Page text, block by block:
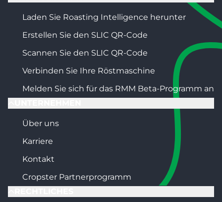
Laden Sie Roasting Intelligence herunter
Erstellen Sie den SLIC QR-Code
Scannen Sie den SLIC QR-Code
Verbinden Sie Ihre Röstmaschine
Melden Sie sich für das RMM Beta-Programm an
Über uns
Karriere
Kontakt
Cropster Partnerprogramm